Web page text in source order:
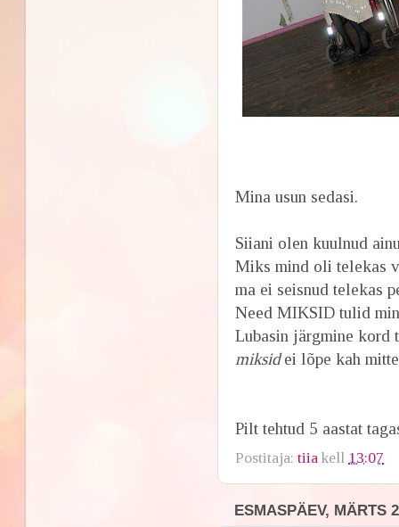
Mina usun sedasi.
Siiani olen kuulnud
Miks mind oli telekas
ma ei seisnud telekas
Need MIKSID tulid
Lubasin järgmine kord
miksidei lõpe kah
Pilt tehtud 5 aastat
Postitaja:tiia kell 13:07
ESMASPÄEV, MÄRTS